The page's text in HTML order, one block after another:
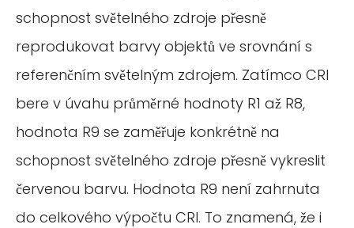
schopnost světelného zdroje přesně
reprodukovat barvy objektů ve srovnání s
referenčním světelným zdrojem. Zatímco CRI
bere v úvahu průměrné hodnoty R1 až R8,
hodnota R9 se zaměřuje konkrétně na
schopnost světelného zdroje přesně vykreslit
červenou barvu. Hodnota R9 není zahrnuta
do celkového výpočtu CRI. To znamená, že i